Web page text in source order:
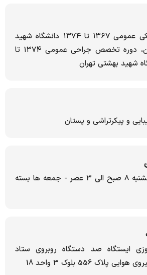
دکترای پزشکی عمومی ۱۳۶۷ تا ۱۳۷۴ دانشگاه شهید
بهشتی تهران، دوره تخصص جراحی عمومی ۱۳۷۴ تا
و پیکرتراشی و پستان
شنبه تا پنجشنبه 8 صبح الی 3 عصر - جمعه ها بسته
ایستگاه صد دستگاه روبروی ستاد
پلاک 556 بلوک 3 واحد 18